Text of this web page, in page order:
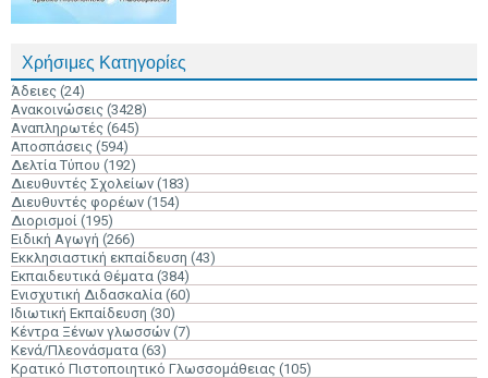
Χρήσιμες Κατηγορίες
Άδειες (24)
Ανακοινώσεις (3428)
Αναπληρωτές (645)
Αποσπάσεις (594)
Δελτία Τύπου (192)
Διευθυντές Σχολείων (183)
Διευθυντές φορέων (154)
Διορισμοί (195)
Ειδική Αγωγή (266)
Εκκλησιαστική εκπαίδευση (43)
Εκπαιδευτικά Θέματα (384)
Ενισχυτική Διδασκαλία (60)
Ιδιωτική Εκπαίδευση (30)
Κέντρα Ξένων γλωσσών (7)
Κενά/Πλεονάσματα (63)
Κρατικό Πιστοποιητικό Γλωσσομάθειας (105)